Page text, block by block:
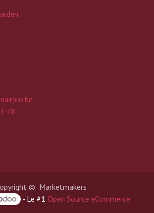
78
© Marketmakers
- Le #1 Open Source eCommerce